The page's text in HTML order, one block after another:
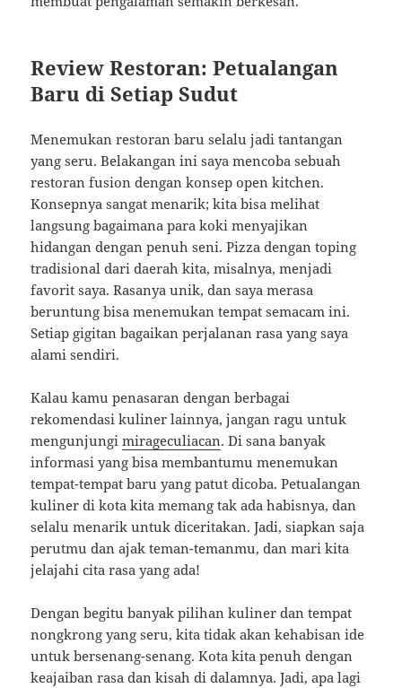
Review Restoran: Petualangan
Baru di Setiap Sudut
Menemukan restoran baru selalu jadi tantangan
yang seru. Belakangan ini saya mencoba sebuah
restoran fusion dengan konsep open kitchen.
Konsepnya sangat menarik; kita bisa melihat
langsung bagaimana para koki menyajikan
hidangan dengan penuh seni. Pizza dengan toping
tradisional dari daerah kita, misalnya, menjadi
favorit saya. Rasanya unik, dan saya merasa
beruntung bisa menemukan tempat semacam ini.
Setiap gigitan bagaikan perjalanan rasa yang saya
alami sendiri.
Kalau kamu penasaran dengan berbagai
rekomendasi kuliner lainnya, jangan ragu untuk
mengunjungimirageculiacan. Di sana banyak
informasi yang bisa membantumu menemukan
tempat-tempat baru yang patut dicoba. Petualangan
kuliner di kota kita memang tak ada habisnya, dan
selalu menarik untuk diceritakan. Jadi, siapkan saja
perutmu dan ajak teman-temanmu, dan mari kita
jelajahi cita rasa yang ada!
Dengan begitu banyak pilihan kuliner dan tempat
nongkrong yang seru, kita tidak akan kehabisan ide
untuk bersenang-senang. Kota kita penuh dengan
keajaiban rasa dan kisah di dalamnya. Jadi, apa lagi